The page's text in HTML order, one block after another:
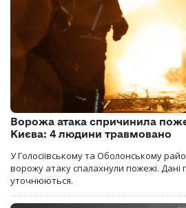
Ворожа атака спричинила
Києва: 4 людини травмовано
У Голосіївському та Оболонському
ворожу атаку спалахнули пожежі.
уточнюються.